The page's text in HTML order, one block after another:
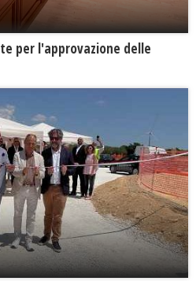
per l'approvazione delle